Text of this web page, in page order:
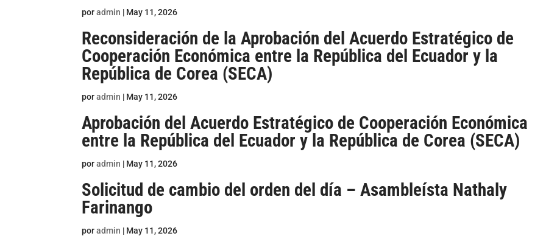
poradmin | May 11, 2026
Reconsideración de la Aprobación del Acuerdo Estratégico de
Cooperación Económica entre la República del Ecuador y la
República de Corea (SECA)
poradmin | May 11, 2026
Aprobación del Acuerdo Estratégico de Cooperación Económica
entre la República del Ecuador y la República de Corea (SECA)
poradmin | May 11, 2026
Solicitud de cambio del orden del día – Asambleísta Nathaly
Farinango
poradmin | May 11, 2026